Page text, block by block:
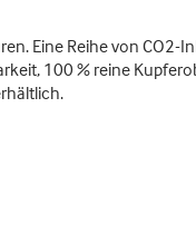
Eine Reihe von CO2-
100 % reine